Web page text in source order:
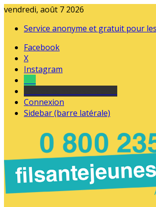
vendredi, août 7 2026
Service anonyme et gratuit pour
Facebook
X
Instagram
Connexion
Sidebar (barre latérale)